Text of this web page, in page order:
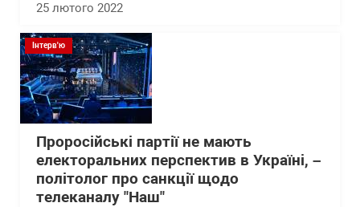
25 лютого 2022
Інтерв'ю
Проросійські партії не мають
електоральних перспектив в Україні, –
політолог про санкції щодо
телеканалу "Наш"